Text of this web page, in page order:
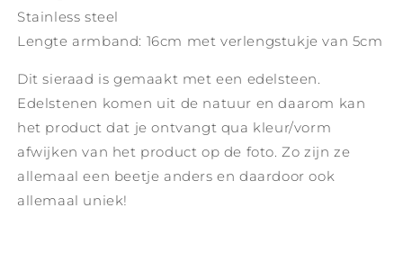
Stainless steel
Lengte armband: 16cm met verlengstukje van 5cm
Dit sieraad is gemaakt met een edelsteen.
Edelstenen komen uit de natuur en daarom kan
het product dat je ontvangt qua kleur/vorm
afwijken van het product op de foto. Zo zijn ze
allemaal een beetje anders en daardoor ook
allemaal uniek!